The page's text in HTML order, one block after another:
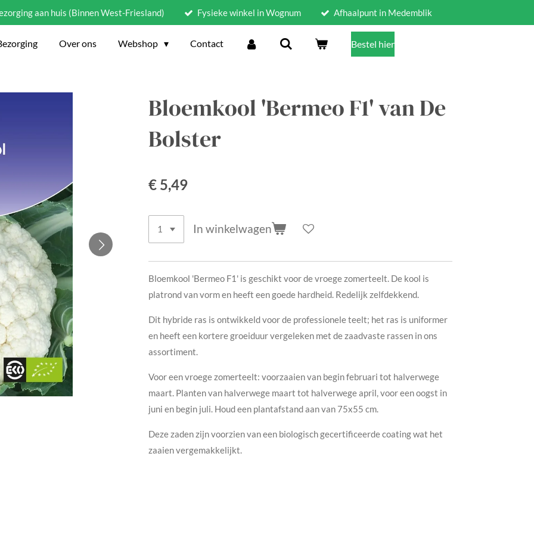
aan huis (Binnen West-Friesland) Fysieke winkel in Wognum Afhaalpunt in Medemblik
Over ons Webshop Contact Bestel hier
Bloemkool 'Bermeo F1' van De
Bolster
€ 5,49
In winkelwagen
Bloemkool 'Bermeo F1' is geschikt voor de vroege zomerteelt. De kool is
platrond van vorm en heeft een goede hardheid. Redelijk zelfdekkend.
Dit hybride ras is ontwikkeld voor de professionele teelt; het ras is uniformer
en heeft een kortere groeiduur vergeleken met de zaadvaste rassen in ons
assortiment.
Voor een vroege zomerteelt: voorzaaien van begin februari tot halverwege
maart. Planten van halverwege maart tot halverwege april, voor een oogst in
juni en begin juli. Houd een plantafstand aan van 75x55 cm.
Deze zaden zijn voorzien van een biologisch gecertificeerde coating wat het
zaaien vergemakkelijkt.